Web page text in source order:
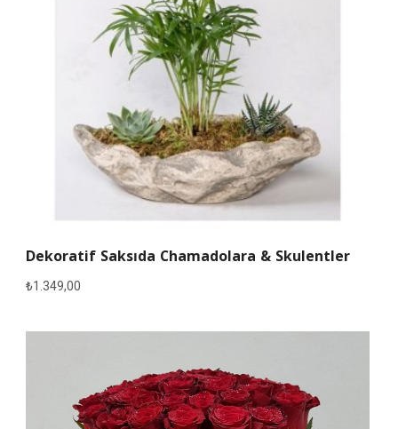
Dekoratif Saksıda Chamadolara & Skulentler
₺1.349,00